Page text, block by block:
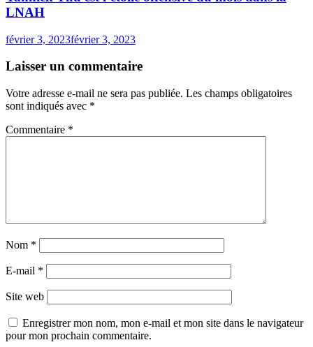
LNAH
février 3, 2023février 3, 2023
Laisser un commentaire
Votre adresse e-mail ne sera pas publiée. Les champs obligatoires
sont indiqués avec *
Commentaire *
Nom *
E-mail *
Site web
Enregistrer mon nom, mon e-mail et mon site dans le navigateur
pour mon prochain commentaire.